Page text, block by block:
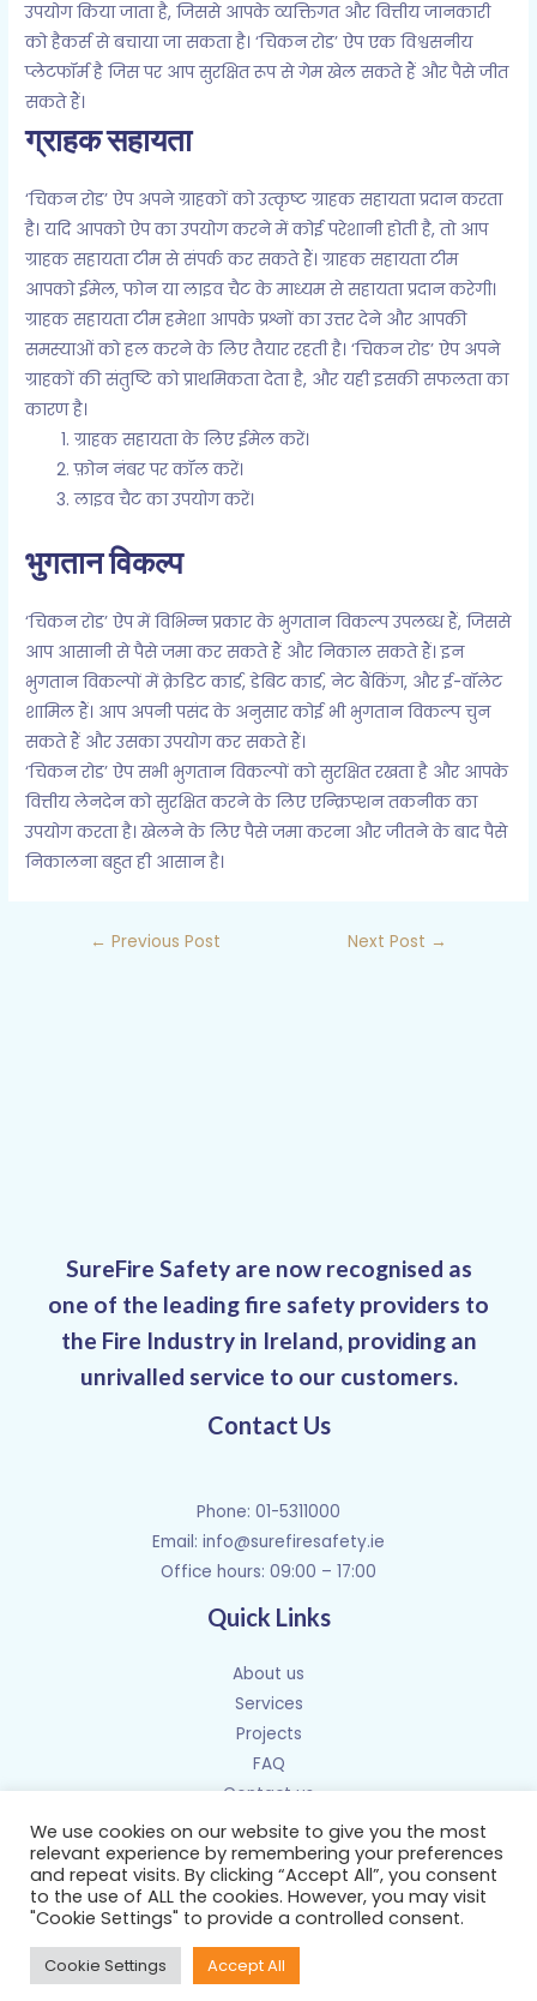
उपयोग किया जाता है, जिससे आपके व्यक्तिगत और वित्तीय जानकारी
को हैकर्स से बचाया जा सकता है। ‘चिकन रोड’ ऐप एक विश्वसनीय
प्लेटफॉर्म है जिस पर आप सुरक्षित रूप से गेम खेल सकते हैं और पैसे जीत
सकते हैं।
ग्राहक सहायता
‘चिकन रोड’ ऐप अपने ग्राहकों को उत्कृष्ट ग्राहक सहायता प्रदान करता
है। यदि आपको ऐप का उपयोग करने में कोई परेशानी होती है, तो आप
ग्राहक सहायता टीम से संपर्क कर सकते हैं। ग्राहक सहायता टीम
आपको ईमेल, फोन या लाइव चैट के माध्यम से सहायता प्रदान करेगी।
ग्राहक सहायता टीम हमेशा आपके प्रश्नों का उत्तर देने और आपकी
समस्याओं को हल करने के लिए तैयार रहती है। ‘चिकन रोड’ ऐप अपने
ग्राहकों की संतुष्टि को प्राथमिकता देता है, और यही इसकी सफलता का
कारण है।
ग्राहक सहायता के लिए ईमेल करें।
फ़ोन नंबर पर कॉल करें।
लाइव चैट का उपयोग करें।
भुगतान विकल्प
‘चिकन रोड’ ऐप में विभिन्न प्रकार के भुगतान विकल्प उपलब्ध हैं, जिससे
आप आसानी से पैसे जमा कर सकते हैं और निकाल सकते हैं। इन
भुगतान विकल्पों में क्रेडिट कार्ड, डेबिट कार्ड, नेट बैंकिंग, और ई-वॉलेट
शामिल हैं। आप अपनी पसंद के अनुसार कोई भी भुगतान विकल्प चुन
सकते हैं और उसका उपयोग कर सकते हैं।
‘चिकन रोड’ ऐप सभी भुगतान विकल्पों को सुरक्षित रखता है और आपके
वित्तीय लेनदेन को सुरक्षित करने के लिए एन्क्रिप्शन तकनीक का
उपयोग करता है। खेलने के लिए पैसे जमा करना और जीतने के बाद पैसे
निकालना बहुत ही आसान है।
← Previous Post Next Post →
SureFire Safety are now recognised as
one of the leading fire safety providers to
the Fire Industry in Ireland, providing an
unrivalled service to our customers.
Contact Us
Phone: 01-5311000
Email: info@surefiresafety.ie
Office hours: 09:00 – 17:00
Quick Links
About us
Services
Projects
FAQ
Contact us
Copyright © 2026 Sure Fire Safety | Powered by Sure Fire
Safety
We use cookies on our website to give you the most
relevant experience by remembering your preferences
and repeat visits. By clicking “Accept All”, you consent
to the use of ALL the cookies. However, you may visit
"Cookie Settings" to provide a controlled consent.
Cookie Settings Accept All